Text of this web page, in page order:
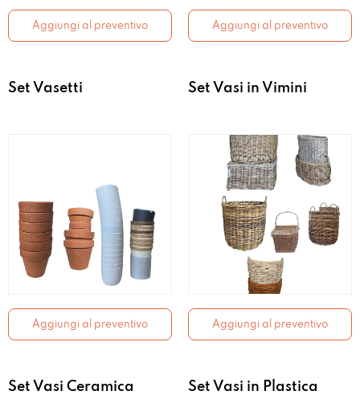
Aggiungi al preventivo Aggiungi al preventivo
Set Vasetti
Aggiungi al preventivo
Set Vasi in Vimini
Aggiungi al preventivo
Set Vasi Ceramica Set Vasi in Plastica